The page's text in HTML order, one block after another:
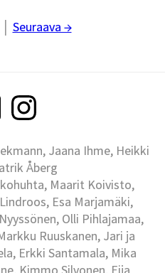
Seuraava →
Jaana Ihme, Heikki
Åberg
Maarit Koivisto,
Esa Marjamäki,
Olli Pihlajamaa,
Ruuskanen, Jari ja
Erkki Santamala, Mika